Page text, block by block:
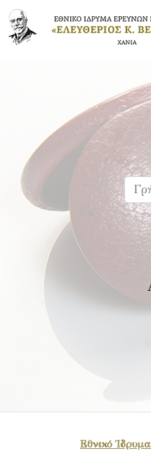
Εθνικό